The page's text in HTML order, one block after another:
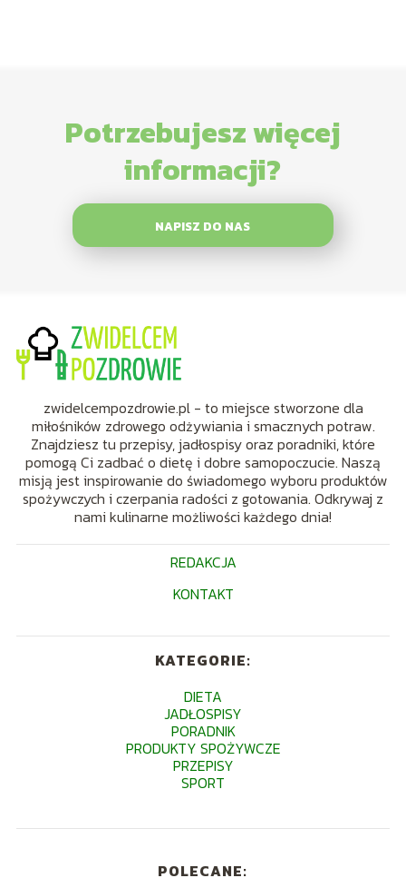
Potrzebujesz więcej
informacji?
NAPISZ DO NAS
zwidelcempozdrowie.pl - to miejsce stworzone dla
miłośników zdrowego odżywiania i smacznych potraw.
Znajdziesz tu przepisy, jadłospisy oraz poradniki, które
pomogą Ci zadbać o dietę i dobre samopoczucie. Naszą
misją jest inspirowanie do świadomego wyboru produktów
spożywczych i czerpania radości z gotowania. Odkrywaj z
nami kulinarne możliwości każdego dnia!
REDAKCJA
KONTAKT
KATEGORIE:
DIETA
JADŁOSPISY
PORADNIK
PRODUKTY SPOŻYWCZE
PRZEPISY
SPORT
POLECANE: